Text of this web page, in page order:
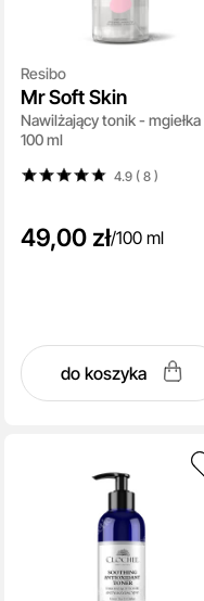
Resibo
Mr Soft Skin
Nawilżający tonik - mgiełka
100 ml
4.9 ( 8)
49,00 zł/100 ml
do koszyka